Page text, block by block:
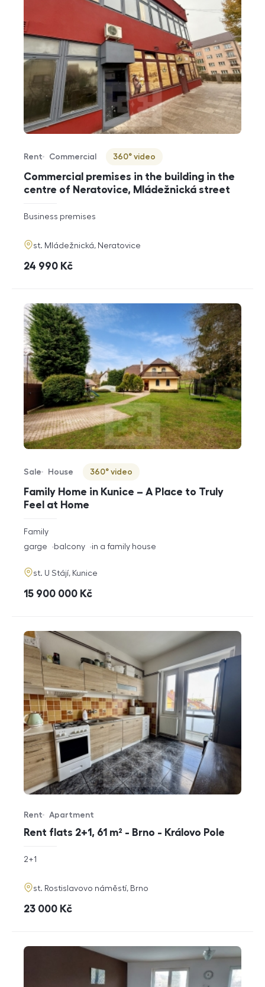
Commercial premises in the building in the
centre of Neratovice, Mládežnická street
Offer type
Rent
Property type
Commercial
Virtuální prohlídka
360° video
rozměry
disposition
Business premises
adresa
st. Mládežnická, Neratovice
cena
24 990 Kč
Family Home in Kunice – A Place to Truly
Feel at Home
Offer type
Sale
Property type
House
Virtuální prohlídka
360° video
rozměry
disposition
Family
funkce
garge balcony in a family house
adresa
st. U Stájí, Kunice
cena
15 900 000 Kč
Rent flats 2+1, 61 m² - Brno - Královo Pole
Offer type
Rent
Property type
Apartment
rozměry
disposition
2+1
adresa
st. Rostislavovo náměstí, Brno
cena
23 000 Kč